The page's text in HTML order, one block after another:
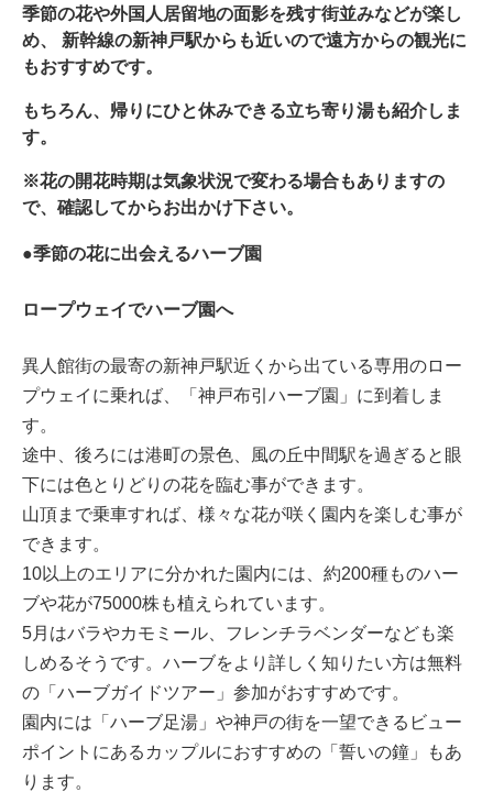
季節の花や外国人居留地の面影を残す街並みなどが楽し
め、 新幹線の新神戸駅からも近いので遠方からの観光に
もおすすめです。
もちろん、帰りにひと休みできる立ち寄り湯も紹介しま
す。
※花の開花時期は気象状況で変わる場合もありますの
で、確認してからお出かけ下さい。
●季節の花に出会えるハーブ園
ロープウェイでハーブ園へ
異人館街の最寄の新神戸駅近くから出ている専用のロー
プウェイに乗れば、「神戸布引ハーブ園」に到着しま
す。
途中、後ろには港町の景色、風の丘中間駅を過ぎると眼
下には色とりどりの花を臨む事ができます。
山頂まで乗車すれば、様々な花が咲く園内を楽しむ事が
できます。
10以上のエリアに分かれた園内には、約200種ものハー
ブや花が75000株も植えられています。
5月はバラやカモミール、フレンチラベンダーなども楽
しめるそうです。ハーブをより詳しく知りたい方は無料
の「ハーブガイドツアー」参加がおすすめです。
園内には「ハーブ足湯」や神戸の街を一望できるビュー
ポイントにあるカップルにおすすめの「誓いの鐘」もあ
ります。